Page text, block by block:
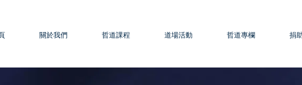
關於我們 哲道課程 道場活動 哲道專欄 捐